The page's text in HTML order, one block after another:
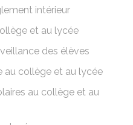
intérieur
et au lycée
des élèves
au collège et au lycée
au collège et au